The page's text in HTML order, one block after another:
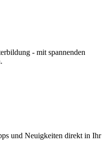
- mit spannenden
und Neuigkeiten direkt in Ihr